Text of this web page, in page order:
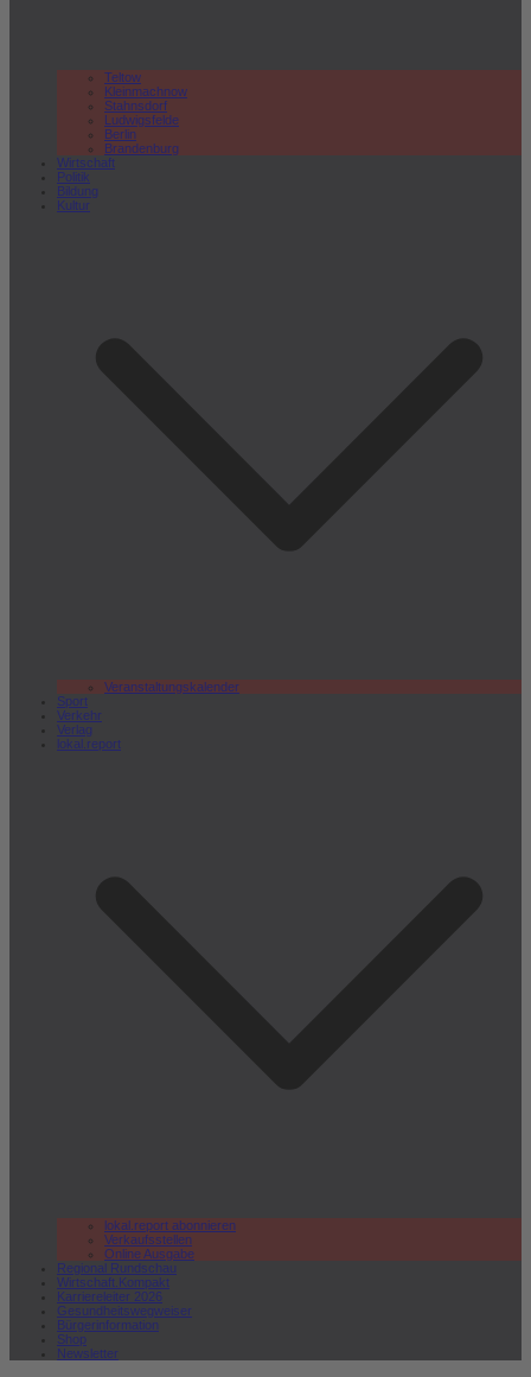
Teltow
Kleinmachnow
Stahnsdorf
Ludwigsfelde
Berlin
Brandenburg
Wirtschaft
Politik
Bildung
Kultur
Veranstaltungskalender
Sport
Verkehr
Verlag
lokal.report
lokal.report abonnieren
Verkaufsstellen
Online Ausgabe
Regional Rundschau
Wirtschaft.Kompakt
Karriereleiter 2026
Gesundheitswegweiser
Bürgerinformation
Shop
Newsletter